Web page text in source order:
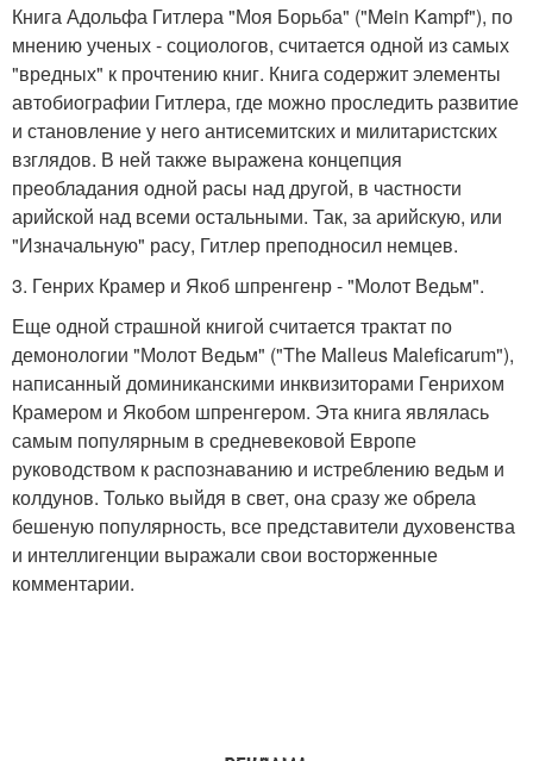
Книга Адольфа Гитлера "Моя Борьба" ("Mein Kampf"), по
мнению ученых - социологов, считается одной из самых
"вредных" к прочтению книг. Книга содержит элементы
автобиографии Гитлера, где можно проследить развитие
и становление у него антисемитских и милитаристских
взглядов. В ней также выражена концепция
преобладания одной расы над другой, в частности
арийской над всеми остальными. Так, за арийскую, или
"Изначальную" расу, Гитлер преподносил немцев.
3. Генрих Крамер и Якоб шпренгенр - "Молот Ведьм".
Еще одной страшной книгой считается трактат по
демонологии "Молот Ведьм" ("The Malleus Maleficarum"),
написанный доминиканскими инквизиторами Генрихом
Крамером и Якобом шпренгером. Эта книга являлась
самым популярным в средневековой Европе
руководством к распознаванию и истреблению ведьм и
колдунов. Только выйдя в свет, она сразу же обрела
бешеную популярность, все представители духовенства
и интеллигенции выражали свои восторженные
комментарии.